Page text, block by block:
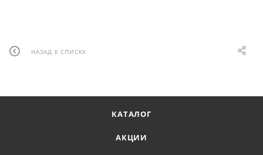
НАЗАД К СПИСКУ
КАТАЛОГ
АКЦИИ